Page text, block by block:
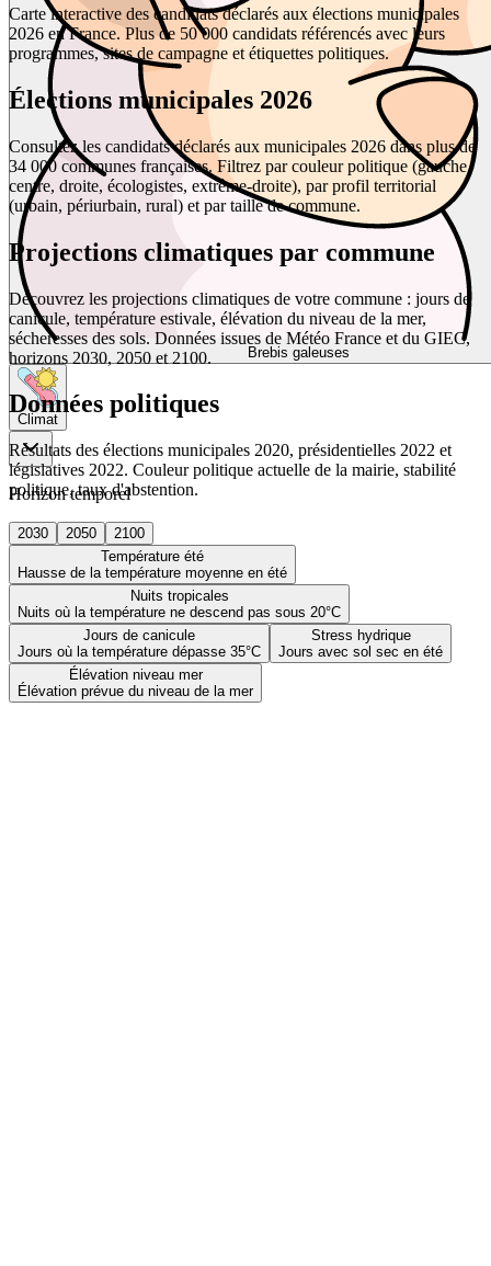
Brebis galeuses
Climat
Horizon temporel
2030 2050
2100
Température été
Hausse de la température moyenne en été
Nuits tropicales
Nuits où la température ne descend pas sous 20°C
Jours de canicule
Jours où la température dépasse 35°C
Stress hydrique
Jours avec sol sec en été
Élévation niveau mer
Élévation prévue du niveau de la mer
Carte interactive des candidats déclarés aux élections municipales
2026 en France. Plus de 50 000 candidats référencés avec leurs
programmes, sites de campagne et étiquettes politiques.
Élections municipales 2026
Consultez les candidats déclarés aux municipales 2026 dans plus de
34 000 communes françaises. Filtrez par couleur politique (gauche,
centre, droite, écologistes, extrême-droite), par profil territorial
(urbain, périurbain, rural) et par taille de commune.
Projections climatiques par commune
Découvrez les projections climatiques de votre commune : jours de
canicule, température estivale, élévation du niveau de la mer,
sécheresses des sols. Données issues de Météo France et du GIEC,
horizons 2030, 2050 et 2100.
Données politiques
Résultats des élections municipales 2020, présidentielles 2022 et
législatives 2022. Couleur politique actuelle de la mairie, stabilité
politique, taux d'abstention.